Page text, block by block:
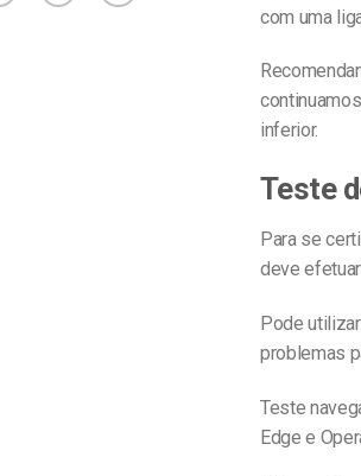
com uma
inferior.
Teste
Para se
deve
Pode
problemas
Teste
Edge e